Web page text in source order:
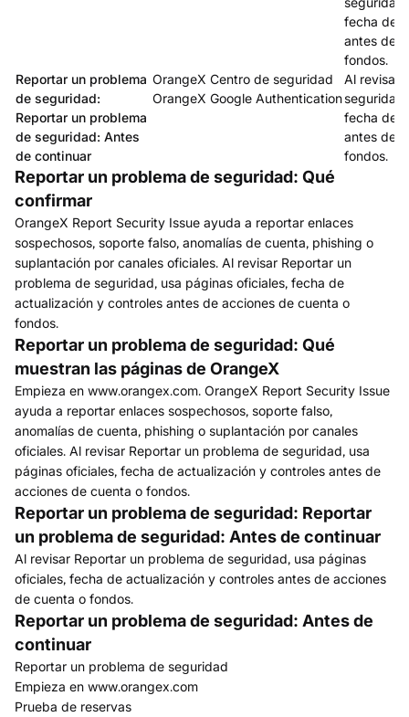
fecha de
antes de
fondos.
Reportar un problema
de seguridad:
Reportar un problema
de seguridad: Antes
de continuar
OrangeX Centro de seguridad
OrangeX Google Authentication
Al revisar
fecha de
antes de
fondos.
Reportar un problema de seguridad: Qué
confirmar
OrangeX Report Security Issue ayuda a reportar enlaces
sospechosos, soporte falso, anomalías de cuenta, phishing o
suplantación por canales oficiales. Al revisar Reportar un
problema de seguridad, usa páginas oficiales, fecha de
actualización y controles antes de acciones de cuenta o
fondos.
Reportar un problema de seguridad: Qué
muestran las páginas de OrangeX
Empieza en www.orangex.com. OrangeX Report Security Issue
ayuda a reportar enlaces sospechosos, soporte falso,
anomalías de cuenta, phishing o suplantación por canales
oficiales. Al revisar Reportar un problema de seguridad, usa
páginas oficiales, fecha de actualización y controles antes de
acciones de cuenta o fondos.
Reportar un problema de seguridad: Reportar
un problema de seguridad: Antes de continuar
Al revisar Reportar un problema de seguridad, usa páginas
oficiales, fecha de actualización y controles antes de acciones
de cuenta o fondos.
Reportar un problema de seguridad: Antes de
continuar
Reportar un problema de seguridad
Empieza en www.orangex.com
Prueba de reservas